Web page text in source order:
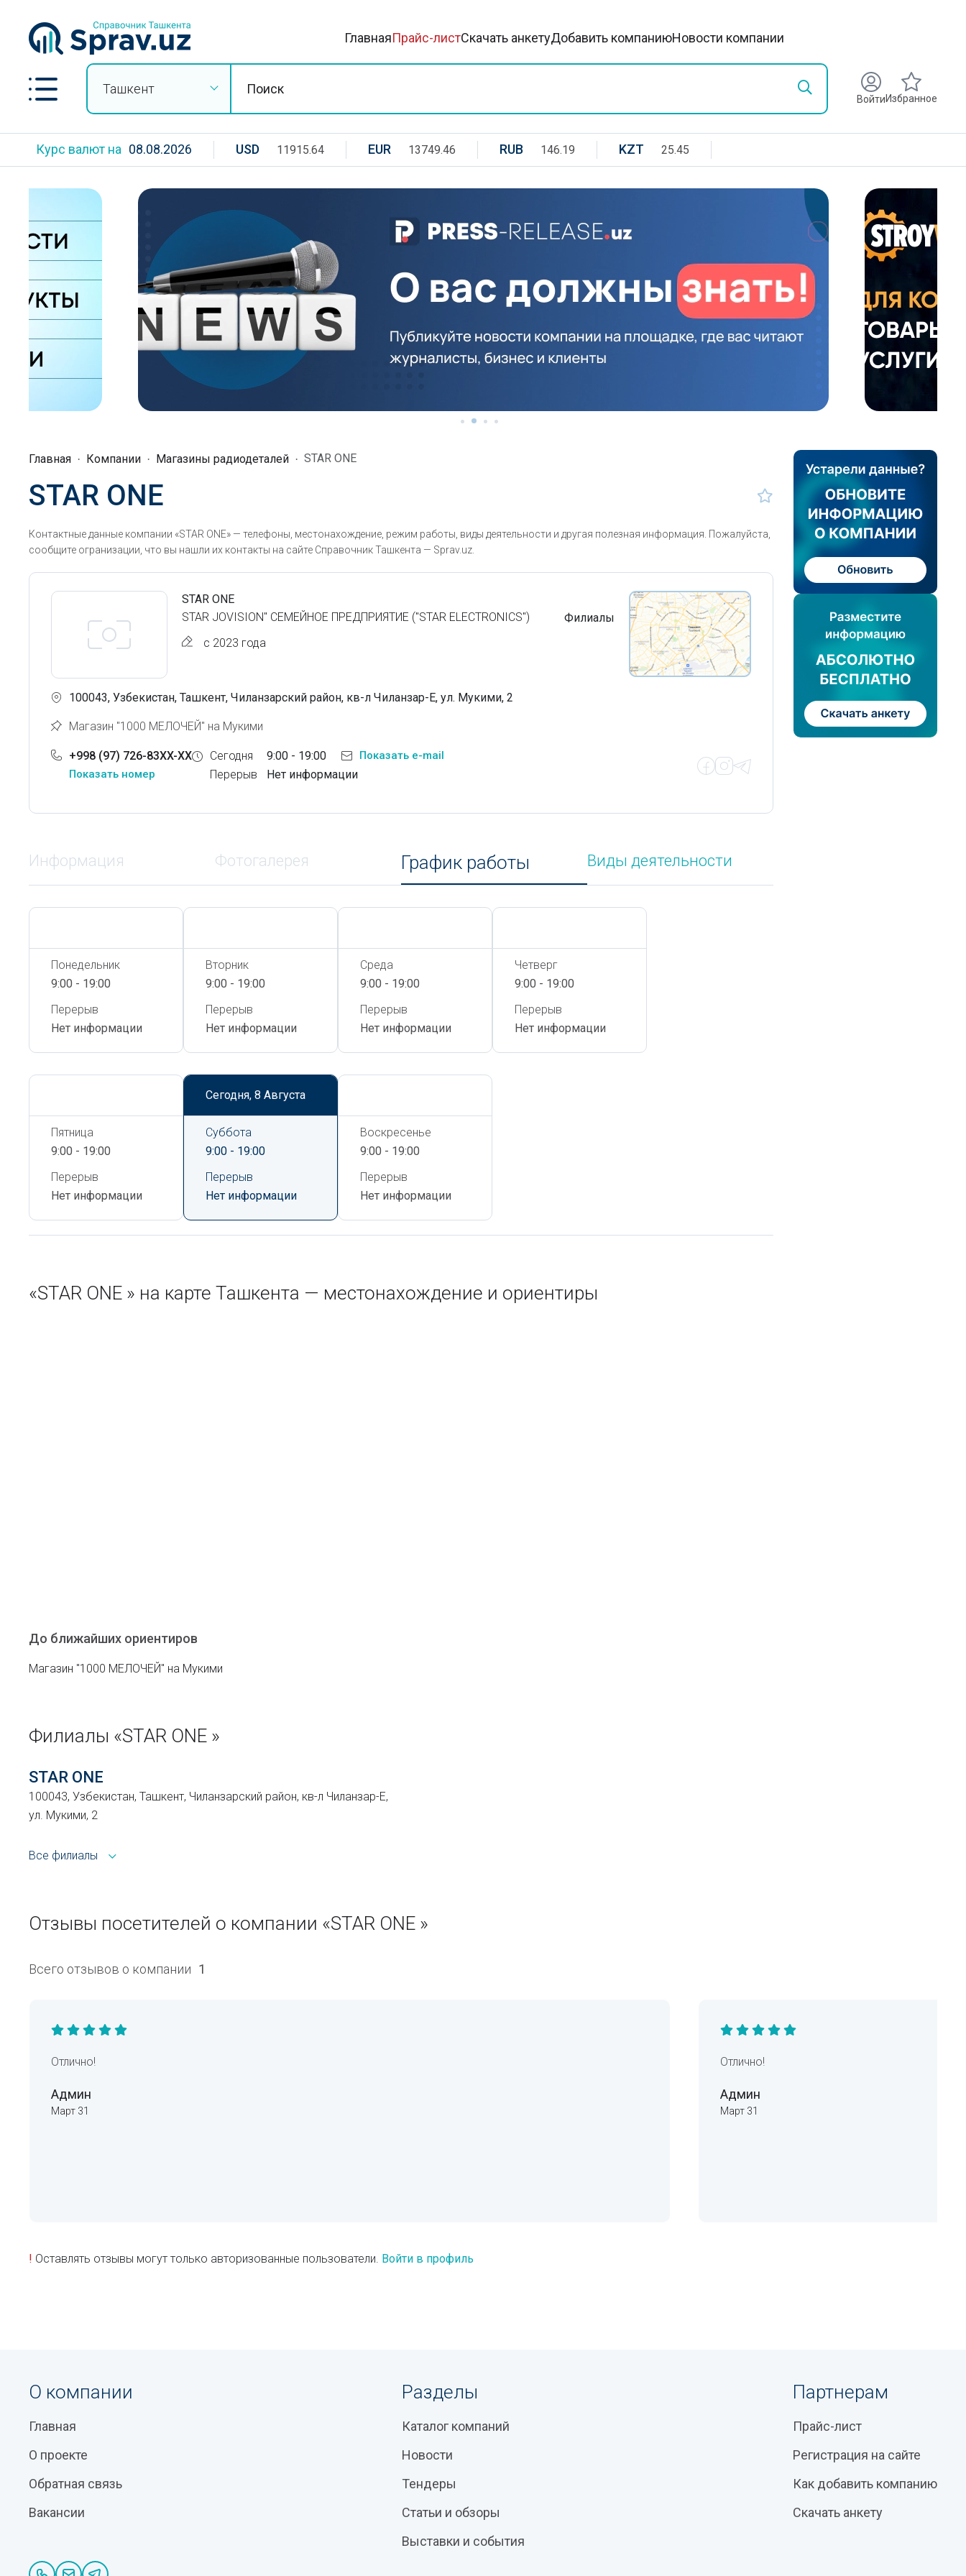
ГлавнаяПрайс-листСкачать анкетуДобавить компаниюНовости компании
Ташкент
ВойтиИзбранное
Курс валют на 08.08.2026 USD 11915.64 EUR 13749.46 RUB 146.19 KZT 25.45
Главная Компании Магазины радиодеталей STAR ONE
STAR ONE
Контактные данные компании «STAR ONE» — телефоны, местонахождение, режим работы, виды деятельности и другая полезная информация. Пожалуйста,
сообщите огранизации, что вы нашли их контакты на сайте Справочник Ташкента — Sprav.uz.
STAR ONE
STAR JOVISION" СЕМЕЙНОЕ ПРЕДПРИЯТИЕ ("STAR ELECTRONICS")
с 2023 года
Филиалы
100043, Узбекистан, Ташкент, Чиланзарский район, кв-л Чиланзар-Е, ул. Мукими, 2
Магазин "1000 МЕЛОЧЕЙ" на Мукими
+998 (97) 726-83XX-XX
Показать номер
Сегодня
Перерыв
9:00 - 19:00
Нет информации
Показать e-mail
Информация Фотогалерея График работы Виды деятельности
Понедельник
9:00 - 19:00
Перерыв
Нет информации
Вторник
9:00 - 19:00
Перерыв
Нет информации
Среда
9:00 - 19:00
Перерыв
Нет информации
Четверг
9:00 - 19:00
Перерыв
Нет информации
Пятница
9:00 - 19:00
Перерыв
Нет информации
Сегодня, 8 Августа
Суббота
9:00 - 19:00
Перерыв
Нет информации
Воскресенье
9:00 - 19:00
Перерыв
Нет информации
«STAR ONE » на карте Ташкента — местонахождение и ориентиры
До ближайших ориентиров
Магазин "1000 МЕЛОЧЕЙ" на Мукими
Филиалы «STAR ONE »
STAR ONE
100043, Узбекистан, Ташкент, Чиланзарский район, кв-л Чиланзар-Е,
ул. Мукими, 2
Все филиалы
Отзывы посетителей о компании «STAR ONE »
Всего отзывов о компании 1
Отлично!
Админ
Март 31
Отлично!
Админ
Март 31
! Оставлять отзывы могут только авторизованные пользователи. Войти в профиль
О компании
Главная
О проекте
Обратная связь
Вакансии
Разделы
Каталог компаний
Новости
Тендеры
Статьи и обзоры
Выставки и события
Партнерам
Прайс-лист
Регистрация на сайте
Как добавить компанию
Скачать анкету